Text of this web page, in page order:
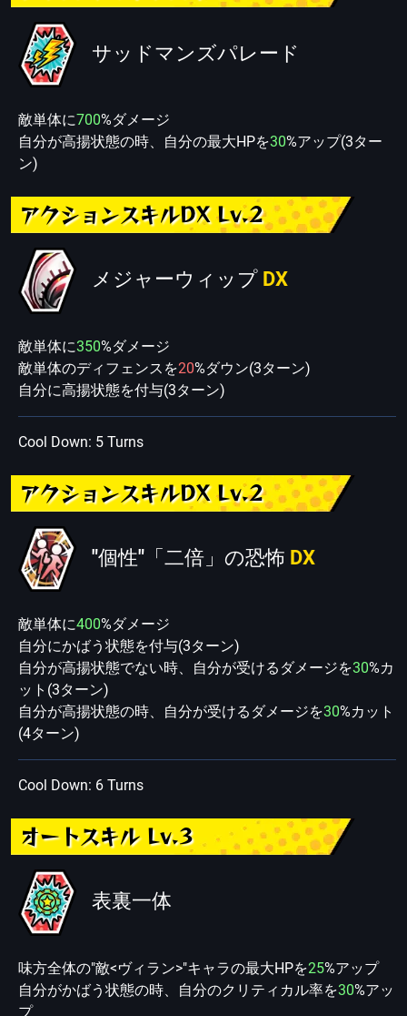
サッドマンズパレード
敵単体に700%ダメージ
自分が高揚状態の時、自分の最大HPを30%アップ(3ター
ン)
アクションスキルDX Lv.2
メジャーウィップ DX
敵単体に350%ダメージ
敵単体のディフェンスを20%ダウン(3ターン)
自分に高揚状態を付与(3ターン)
Cool Down: 5 Turns
アクションスキルDX Lv.2
"個性"「二倍」の恐怖 DX
敵単体に400%ダメージ
自分にかばう状態を付与(3ターン)
自分が高揚状態でない時、自分が受けるダメージを30%カ
ット(3ターン)
自分が高揚状態の時、自分が受けるダメージを30%カット
(4ターン)
Cool Down: 6 Turns
オートスキル Lv.3
表裏一体
味方全体の"敵<ヴィラン>"キャラの最大HPを25%アップ
自分がかばう状態の時、自分のクリティカル率を30%アッ
プ